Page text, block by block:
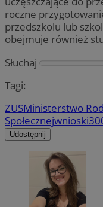
roczne
przedszkolu lub
obejmuje również
Słuchaj
Tagi:
ZUSMinisterstwo
Społecznejwnioski
Udostępnij